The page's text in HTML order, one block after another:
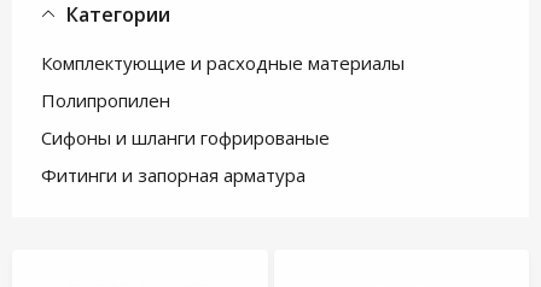
Категории
Комплектующие и расходные материалы
Полипропилен
Сифоны и шланги гофрированые
Фитинги и запорная арматура